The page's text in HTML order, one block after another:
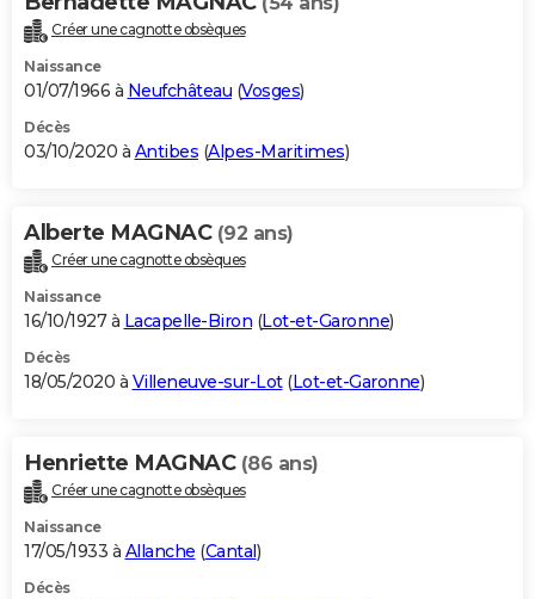
Créer une cagnotte obsèques
Naissance
01/07/1966 à Neufchâteau (Vosges)
Décès
03/10/2020 à Antibes (Alpes-Maritimes)
Alberte MAGNAC (92 ans)
Créer une cagnotte obsèques
Naissance
16/10/1927 à Lacapelle-Biron (Lot-et-Garonne)
Décès
18/05/2020 à Villeneuve-sur-Lot(Lot-et-Garonne)
Henriette MAGNAC (86 ans)
Créer une cagnotte obsèques
Naissance
17/05/1933 à Allanche (Cantal)
Décès